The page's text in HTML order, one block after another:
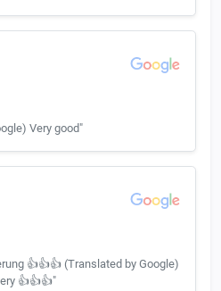
Very good"
👍👍👍 (Translated by Google)
👍👍👍"